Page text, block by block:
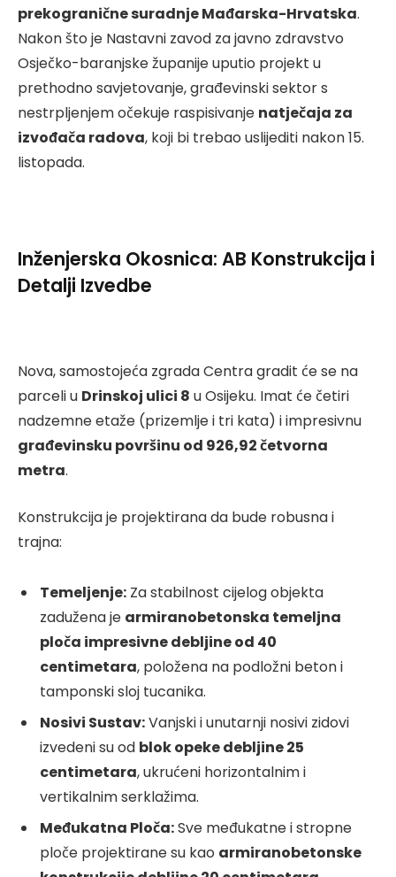
prekogranične suradnje Mađarska-Hrvatska.
Nakon što je Nastavni zavod za javno zdravstvo
Osječko-baranjske županije uputio projekt u
prethodno savjetovanje, građevinski sektor s
nestrpljenjem očekuje raspisivanje natječaja za
izvođača radova, koji bi trebao uslijediti nakon 15.
listopada.
Inženjerska Okosnica: AB Konstrukcija i
Detalji Izvedbe
Nova, samostojeća zgrada Centra gradit će se na
parceli u Drinskoj ulici 8 u Osijeku. Imat će četiri
nadzemne etaže (prizemlje i tri kata) i impresivnu
građevinsku površinu od 926,92 četvorna
metra.
Konstrukcija je projektirana da bude robusna i
trajna:
Temeljenje: Za stabilnost cijelog objekta
zadužena je armiranobetonska temeljna
ploča impresivne debljine od 40
centimetara, položena na podložni beton i
tamponski sloj tucanika.
Nosivi Sustav:Vanjski i unutarnji nosivi zidovi
izvedeni su od blok opeke debljine 25
centimetara, ukrućeni horizontalnim i
vertikalnim serklažima.
Međukatna Ploča:Sve međukatne i stropne
ploče projektirane su kao armiranobetonske